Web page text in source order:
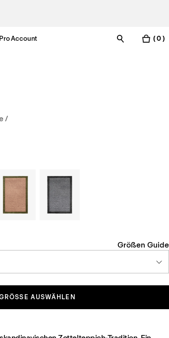
Pro Account ( 0 )
/
Größen Guide
AUSWÄHLEN